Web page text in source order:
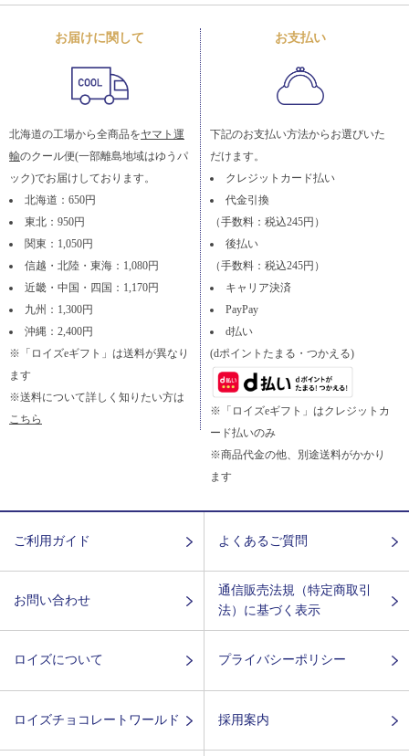
お届けに関して
北海道の工場から全商品をヤマト運
輸のクール便(一部離島地域はゆうパ
ック)でお届けしております。
北海道：650円
東北：950円
関東：1,050円
信越・北陸・東海：1,080円
近畿・中国・四国：1,170円
九州：1,300円
沖縄：2,400円
※「ロイズeギフト」は送料が異なり
ます
※送料について詳しく知りたい方は
こちら
お支払い
下記のお支払い方法からお選びいた
だけます。
クレジットカード払い
代金引換
（手数料：税込245円）
後払い
（手数料：税込245円）
キャリア決済
PayPay
d払い
(dポイントたまる・つかえる)
※「ロイズeギフト」はクレジットカ
ード払いのみ
※商品代金の他、別途送料がかかり
ます
ご利用ガイド よくあるご質問
お問い合わせ
通信販売法規（特定商取引
法）に基づく表示
ロイズについて プライバシーポリシー
ロイズチョコレートワールド 採用案内